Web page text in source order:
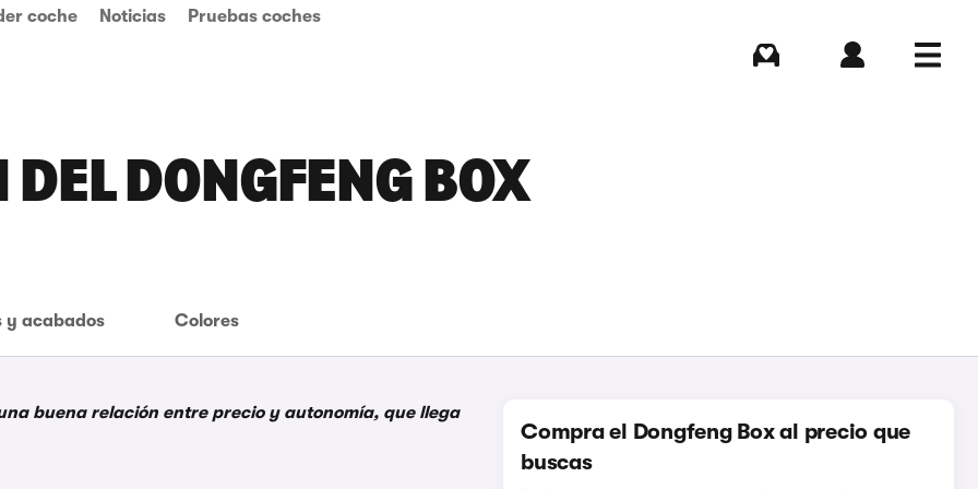
coche Noticias Pruebas coches
DONGFENG BOX
y acabados Colores
buena relación entre precio y autonomía, que llega
Compra el Dongfeng Box al precio que
buscas